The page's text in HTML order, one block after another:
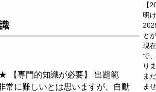
専門的知識が必要】 出題範
常に難しいとは思いますが、自動
【
明
と
現
で
り
ま
ま